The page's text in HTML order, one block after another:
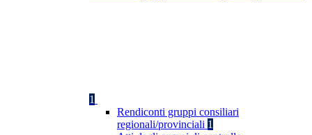
1
Rendiconti gruppi consiliari
regionali/provinciali 1